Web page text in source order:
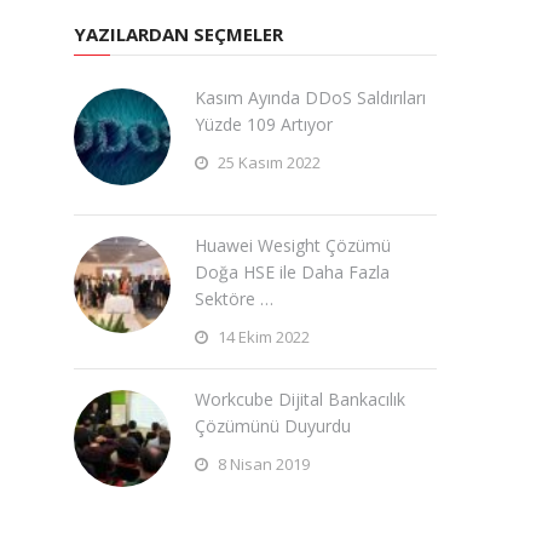
YAZILARDAN SEÇMELER
Kasım Ayında DDoS Saldırıları
Yüzde 109 Artıyor
25 Kasım 2022
Huawei Wesight Çözümü
Doğa HSE ile Daha Fazla
Sektöre …
14 Ekim 2022
Workcube Dijital Bankacılık
Çözümünü Duyurdu
8 Nisan 2019